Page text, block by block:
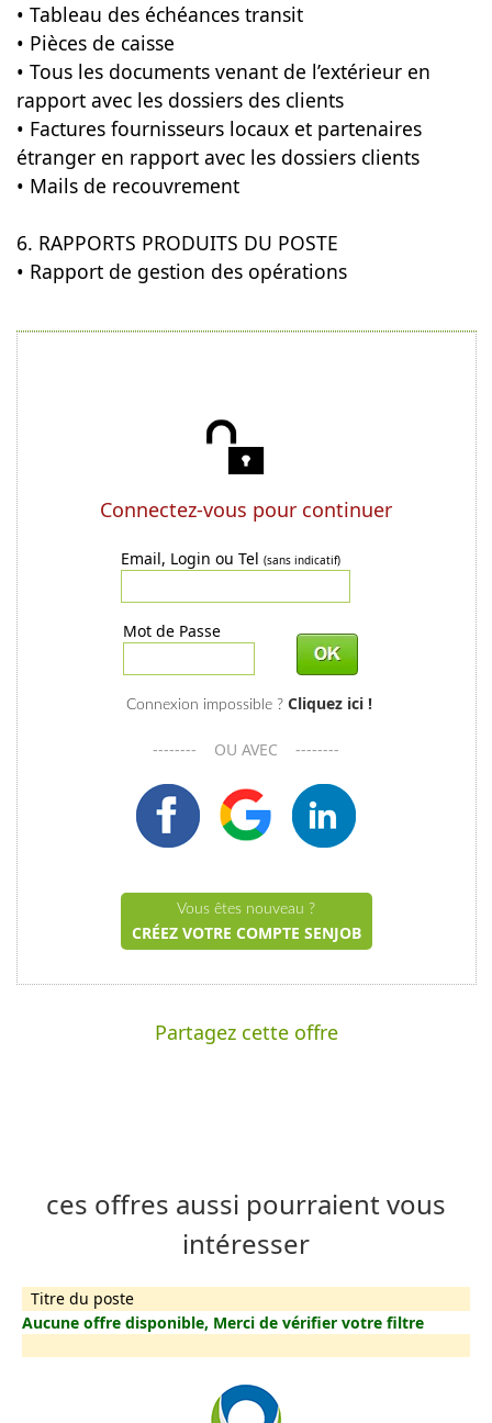
• Tableau des échéances transit
• Pièces de caisse
• Tous les documents venant de l’extérieur en
rapport avec les dossiers des clients
• Factures fournisseurs locaux et partenaires
étranger en rapport avec les dossiers clients
• Mails de recouvrement
6. RAPPORTS PRODUITS DU POSTE
• Rapport de gestion des opérations
Connectez-vous pour continuer
Email, Login ou Tel (sans indicatif)
Mot de Passe
Connexion impossible ? Cliquez ici !
-------- OU AVEC --------
Vous êtes nouveau ?
CRÉEZ VOTRE COMPTE SENJOB
Partagez cette offre
ces offres aussi pourraient vous
intéresser
Titre du poste
Aucune offre disponible, Merci de vérifier votre filtre